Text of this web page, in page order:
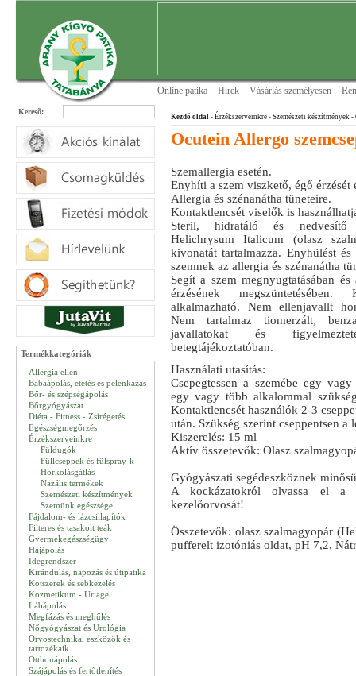
Online patika Hírek Vásárlás személyesen
Keresõ:
Termékkategóriák
Allergia ellen
Babaápolás, etetés és pelenkázás
Bőr- és szépségápolás
Bőrgyógyászat
Diéta - Fitness - Zsírégetés
Egészségmegőrzés
Érzékszerveinkre
Füldugók
Füllcseppek és fülspray-k
Horkolásgátlás
Nazális termékek
Szemészeti készítmények
Szemünk egészsége
Fájdalom- és lázcsillapítók
Filteres és tasakolt teák
Gyermekegészségügy
Hajápolás
Idegrendszer
Kirándulás, napozás és útipatika
Kötszerek és sebkezelés
Kozmetikum - Uriage
Lábápolás
Megfázás és meghűlés
Nőgyógyászat és Urológia
Orvostechnikai eszközök és
tartozékaik
Otthonápolás
Szájápolás és fertőtlenítés
Kezdõ oldal - Érzékszerveinkre - Szemészeti készítmények -
Ocutein Allergo
Szemallergia esetén.
Enyhíti a szem viszkető, égő érzését
Allergia és szénanátha tüneteire.
Kontaktlencsét viselők is
Steril, hidratáló és nedvesítő
Helichrysum Italicum (olasz
kivonatát tartalmazza. Enyhülést
szemnek az allergia és szénanátha
Segít a szem megnyugtatásában
érzésének megszüntetésében.
alkalmazható. Nem ellenjavallt
Nem tartalmaz tiomerzált,
javallatokat és
betegtájékoztatóban.
Használati utasítás:
Csepegtessen a szemébe egy
egy vagy több alkalommal
Kontaktlencsét használók 2-3
után. Szükség szerint cseppentsen
Kiszerelés: 15 ml
Aktív összetevők: Olasz
Gyógyászati segédeszköznek
A kockázatokról olvassa el a
kezelőorvosát!
Összetevők: olasz szalmagyopár
pufferelt izotóniás oldat, pH 7,2,